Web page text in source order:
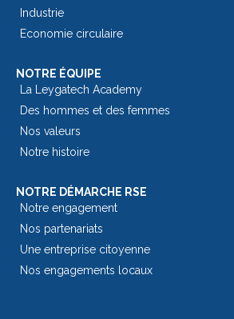
Industrie
Economie circulaire
NOTRE ÉQUIPE
La Leygatech Academy
Des hommes et des femmes
Nos valeurs
Notre histoire
NOTRE DÉMARCHE RSE
Notre engagement
Nos partenariats
Une entreprise citoyenne
Nos engagements locaux